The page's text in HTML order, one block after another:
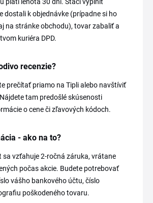
dostali k objednávke (prípadne si ho
na stránke obchodu), tovar zabaliť a
kuriéra DPD.
recenzie?
prečítať priamo na Tipli alebo navštíviť
tam predošlé skúsenosti
o cene či zľavových kódoch.
- ako na to?
sa vzťahuje 2-ročná záruka, vrátane
počas akcie. Budete potrebovať
vášho bankového účtu, číslo
poškodeného tovaru.